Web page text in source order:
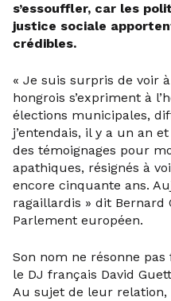
s’essouffler, car les
justice sociale
crédibles.
« Je suis surpris de voir
hongrois s’expriment à
élections municipales,
j’entendais, il y a un an
des témoignages pour
apathiques, résignés à
encore cinquante ans.
ragaillardis » dit Bernard
Parlement européen.
Son nom ne résonne
le DJ français David
Au sujet de leur